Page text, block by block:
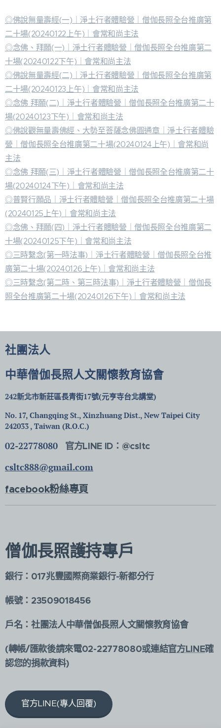
◎佛說無量壽經(一)｜淨土行者體驗營｜僧伽長照全台推廣第
二十場(20240122上午)｜會常和尚主法
◎念佛、拜願(一)｜淨土行者體驗營｜僧伽長照全台推廣第二
十場(20240122下午)｜會常和尚主法
◎佛說無量壽經(二)｜淨土行者體驗營｜僧伽長照全台推廣第
二十場(20240123上午)｜會常和尚主法
◎念佛 拜願(二)｜淨土行者體驗營｜僧伽長照全台推廣第二十
場(20240123下午)｜會常和尚主法
◎佛說觀無量壽佛經、大勢至菩薩念佛圓通章｜淨土行者體驗
營｜僧伽長照全台推廣第二十場(20240124上午)｜會常和尚
主法
◎念佛 拜願(三)｜淨土行者體驗營｜僧伽長照全台推廣第二十
場(20240124下午)｜會常和尚主法
◎普賢行願品｜淨土行者體驗營｜僧伽長照全台推廣第二十場
(20240125上午)｜會常和尚主法
◎念佛、拜願(四)｜淨土行者體驗營｜僧伽長照全台推廣第二
十場(20240125下午)｜會常和尚主法
◎三時繫念(第一時法事)｜淨土行者體驗營｜僧伽長照全台推
廣第二十場(20240126上午)｜會常和尚主法
◎三時繫念(第二時、第三時法事)｜淨土行者體驗營｜僧伽長
照全台推廣第二十場(20240126下午)｜會常和尚主法
社團法人
中華僧伽長照人文關懷教育協會
242新北市新莊區長青街17號(元亨寺台北講堂)
No. 17, Changqing St., Xinzhuang Dist., New Taipei City
242033 , Taiwan (R.O.C.)
02-22778080 官方LINE ID：@csltc
csltc888@gmail.com
facebook粉絲專頁
僧伽長照護持專戶
銀行：017兆豐國際商業銀行-新都分行
帳號：23509018456
戶名：社團法人中華僧伽長照人文關懷教育協會
(轉帳/匯款後請來電02-22778080或連結官方LINE確
認您的捐款資料)
官方LINE(專人回覆)